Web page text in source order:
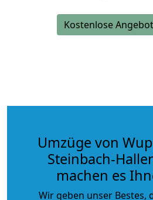
Kostenlose
Umzüge von
Steinbach-
machen es
Wir geben unser Bestes,